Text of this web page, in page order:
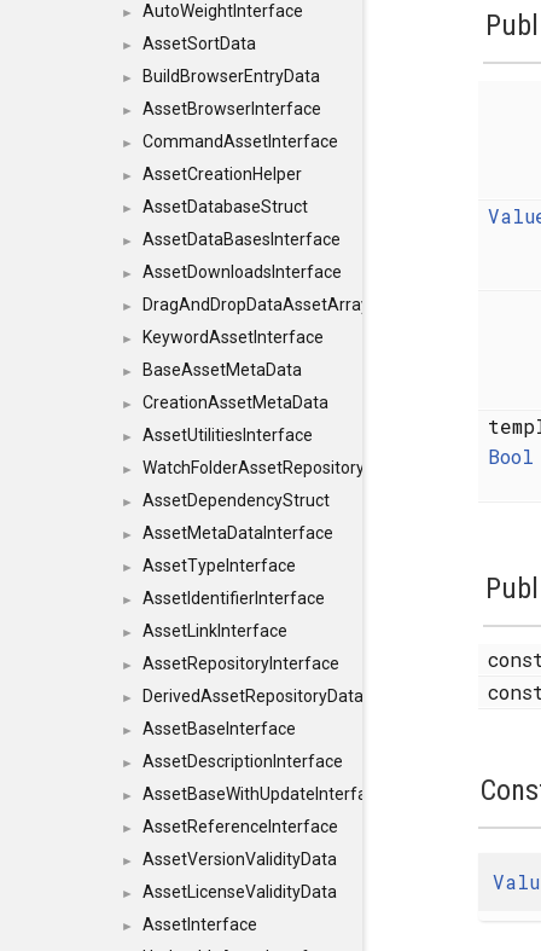
► AutoWeightInterface
► AssetSortData
► BuildBrowserEntryData
► AssetBrowserInterface
► CommandAssetInterface
► AssetCreationHelper
► AssetDatabaseStruct
► AssetDataBasesInterface
► AssetDownloadsInterface
► DragAndDropDataAssetArray
► KeywordAssetInterface
► BaseAssetMetaData
► CreationAssetMetaData
► AssetUtilitiesInterface
► WatchFolderAssetRepositoryInterface
► AssetDependencyStruct
► AssetMetaDataInterface
► AssetTypeInterface
► AssetIdentifierInterface
► AssetLinkInterface
► AssetRepositoryInterface
► DerivedAssetRepositoryDataInterface
► AssetBaseInterface
► AssetDescriptionInterface
► AssetBaseWithUpdateInterface
► AssetReferenceInterface
► AssetVersionValidityData
► AssetLicenseValidityData
►
AssetInterface
Bool